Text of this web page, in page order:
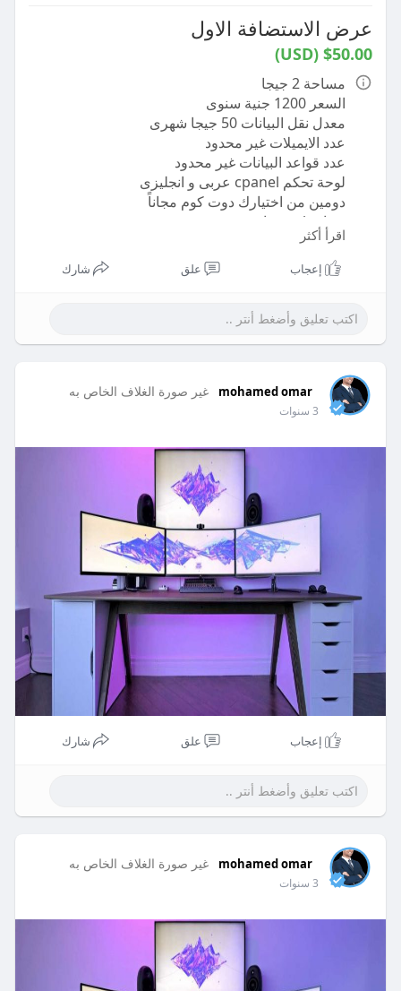
عرض الاستضافة الاول
$50.00 (USD)
مساحة 2 جيجا
السعر 1200 جنية سنوى
معدل نقل البيانات 50 جيجا شهرى
عدد الايميلات غير محدود
عدد قواعد البيانات غير محدود
لوحة تحكم cpanel عربى و انجليزى
دومين من اختيارك دوت كوم مجاناً
شهادة ssl مجانية
أحدث انظمة الحماية العالمية
باك اب أسبوعى داخلى وشهرى خارجى
مكان السيرفر المانيا
اقرأ أكثر
إعجاب علق شارك
mohamed omar غير صورة الغلاف الخاص به
3 سنوات
إعجاب علق شارك
mohamed omar غير صورة الغلاف الخاص به
3 سنوات